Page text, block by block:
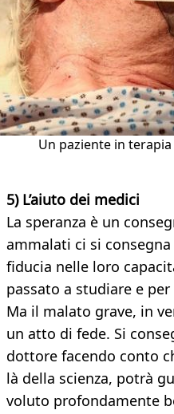
Un paziente in
5) L’aiuto dei medici
La speranza è un
ammalati ci si
fiducia nelle loro
passato a studiare e per
Ma il malato grave, in
un atto di fede. Si
dottore facendo conto
là della scienza, potrà
voluto profondamente